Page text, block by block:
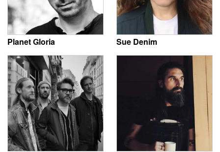
Planet Gloria Sue Denim